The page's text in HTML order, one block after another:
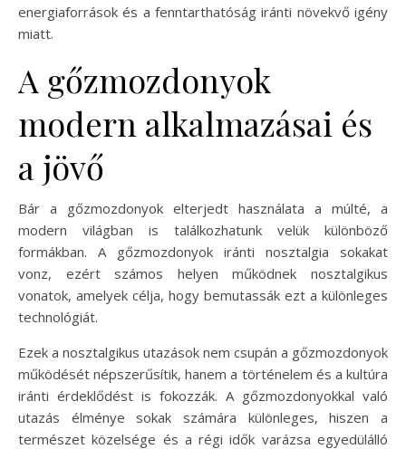
energiaforrások és a fenntarthatóság iránti növekvő igény
miatt.
A gőzmozdonyok
modern alkalmazásai és
a jövő
Bár a gőzmozdonyok elterjedt használata a múlté, a
modern világban is találkozhatunk velük különböző
formákban. A gőzmozdonyok iránti nosztalgia sokakat
vonz, ezért számos helyen működnek nosztalgikus
vonatok, amelyek célja, hogy bemutassák ezt a különleges
technológiát.
Ezek a nosztalgikus utazások nem csupán a gőzmozdonyok
működését népszerűsítik, hanem a történelem és a kultúra
iránti érdeklődést is fokozzák. A gőzmozdonyokkal való
utazás élménye sokak számára különleges, hiszen a
természet közelsége és a régi idők varázsa egyedülálló